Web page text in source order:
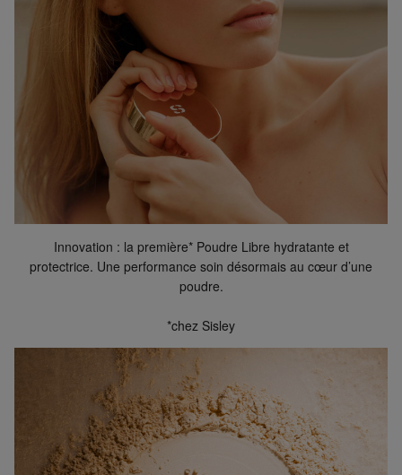
D'autres questions sur la commande ? Vous pouvez le
trouver sur notre page FAQ.
Innovation : la première* Poudre Libre hydratante et
protectrice. Une performance soin désormais au cœur d’une
poudre.
*chez Sisley